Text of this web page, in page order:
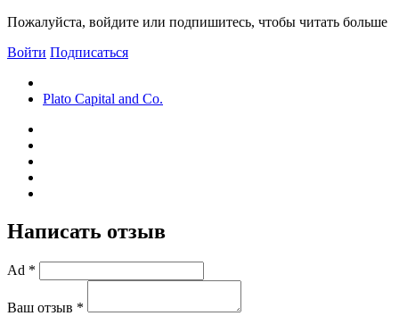
Пожалуйста, войдите или подпишитесь, чтобы читать больше
Войти Подписаться
Plato Capital and Co.
Написать отзыв
Ad *
Ваш отзыв *